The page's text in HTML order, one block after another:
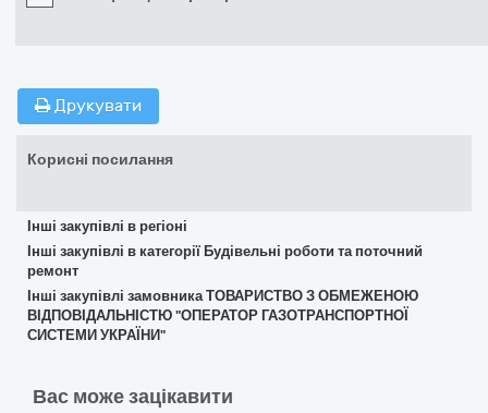
Друкувати
Корисні посилання
Інші закупівлі в регіоні
Інші закупівлі в категорії Будівельні роботи та поточний
ремонт
Інші закупівлі замовника ТОВАРИСТВО З ОБМЕЖЕНОЮ
ВІДПОВІДАЛЬНІСТЮ "ОПЕРАТОР ГАЗОТРАНСПОРТНОЇ
СИСТЕМИ УКРАЇНИ"
Вас може зацікавити